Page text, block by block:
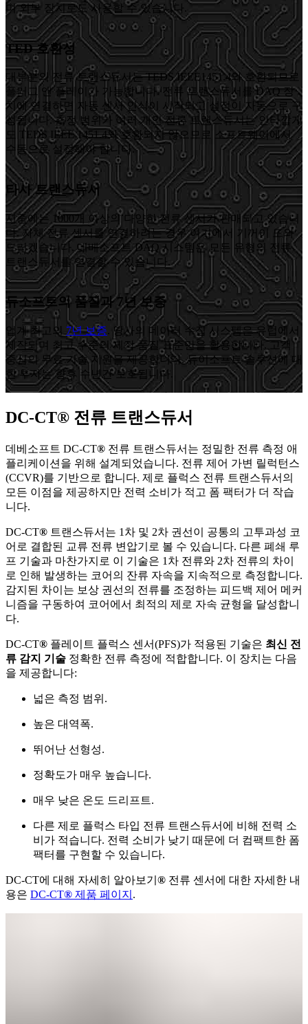
며 외부 장치로도 사용할 수 있습니다.
TED 호환성
대부분의 전류 트랜스듀서는 TEDS IEEE1451.4와 호환되므로
플러그 앤 플레이가 가능합니다. 전류 트랜스듀서를 DAQ 장
치에 연결하면 자동 센서 인식이 시작되고 설정이 자동으로 구
성됩니다. 측정 범위가 여러 개인 전류 트랜스듀서는 안타깝게
도 TEDS IEEE 1451.4와 호환되지 않으므로 소프트웨어에서
수동으로 설정해야 합니다.
타사 트랜스듀서
시중에는 1000개 이상의 다양한 전류 센서가 판매되고 있습니
다. 자체 전류 센서를 연결하려는 경우 여기에서 기꺼이 도와
드리겠습니다. 데베소프트 DAQ 시스템은 모든 유형의 전류
트랜스듀서를 연결할 수 있습니다.
듀소프트의 품질과 7년 보증
업계 최고의 7년 보증 . 당사의 데이터 수집 시스템은 유럽에서
제작되며 최고 수준의 제작 품질 표준만을 활용합니다. 고객
중심의 무료 기술 지원을 제공합니다. 듀이소프트 솔루션에 대
한 투자는 향후 수년간 보호됩니다.
DC-CT® 전류 트랜스듀서
데베소프트 DC-CT® 전류 트랜스듀서는 정밀한 전류 측정 애
플리케이션을 위해 설계되었습니다. 전류 제어 가변 릴럭턴스
(CCVR)를 기반으로 합니다. 제로 플럭스 전류 트랜스듀서의
모든 이점을 제공하지만 전력 소비가 적고 폼 팩터가 더 작습
니다.
DC-CT® 트랜스듀서는 1차 및 2차 권선이 공통의 고투과성 코
어로 결합된 교류 전류 변압기로 볼 수 있습니다. 다른 폐쇄 루
프 기술과 마찬가지로 이 기술은 1차 전류와 2차 전류의 차이
로 인해 발생하는 코어의 잔류 자속을 지속적으로 측정합니다.
감지된 차이는 보상 권선의 전류를 조정하는 피드백 제어 메커
니즘을 구동하여 코어에서 최적의 제로 자속 균형을 달성합니
다.
DC-CT® 플레이트 플럭스 센서(PFS)가 적용된 기술은 최신 전
류 감지 기술 정확한 전류 측정에 적합합니다. 이 장치는 다음
을 제공합니다:
넓은 측정 범위.
높은 대역폭.
뛰어난 선형성.
정확도가 매우 높습니다.
매우 낮은 온도 드리프트.
다른 제로 플럭스 타입 전류 트랜스듀서에 비해 전력 소
비가 적습니다. 전력 소비가 낮기 때문에 더 컴팩트한 폼
팩터를 구현할 수 있습니다.
DC-CT에 대해 자세히 알아보기 ® 전류 센서에 대한 자세한 내
용은 DC-CT® 제품 페이지 .